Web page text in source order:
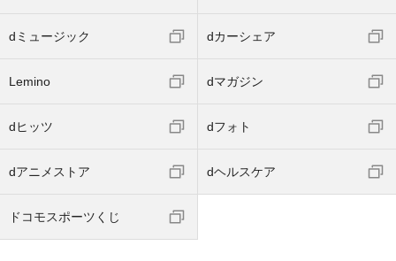
dミュージック dカーシェア
Lemino dマガジン
dヒッツ dフォト
dアニメストア dヘルスケア
ドコモスポーツくじ